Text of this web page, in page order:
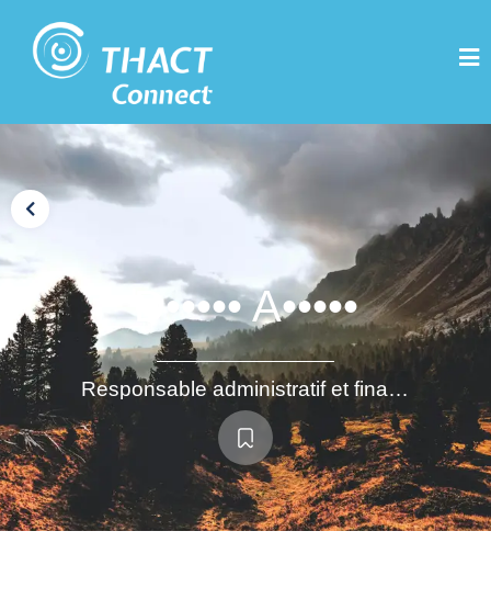
D••••• A•••••
Responsable administratif et financier / Responsable des fonctions supports